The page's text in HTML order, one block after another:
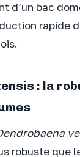
d’un bac
rapide
: la
robuste que